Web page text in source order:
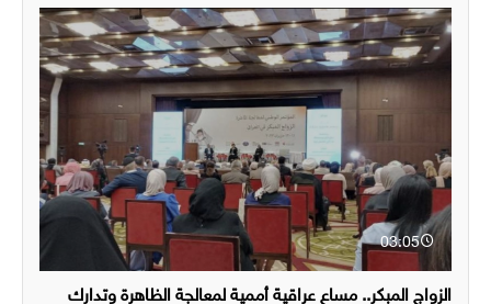
03:05
الزواج المبكر.. مساع عراقية أممية لمعالجة الظاهرة وتدارك